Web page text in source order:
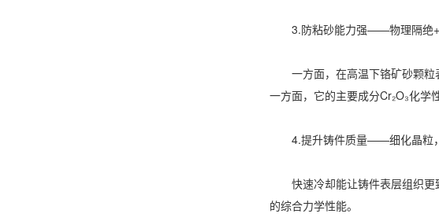
3.防粘砂能力强——物理隔绝+
一方面，在高温下铬矿砂颗粒
一方面，它的主要成分Cr₂O₃化学
4.提升铸件质量——细化晶粒
快速冷却能让铸件表层组织更
的综合力学性能。